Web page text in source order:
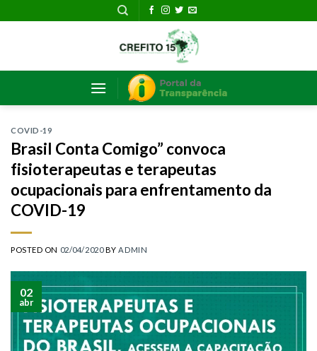
COVID-19
Brasil Conta Comigo” convoca
fisioterapeutas e terapeutas
ocupacionais para enfrentamento da
COVID-19
POSTED ON 02/04/2020BY ADMIN
02
abr